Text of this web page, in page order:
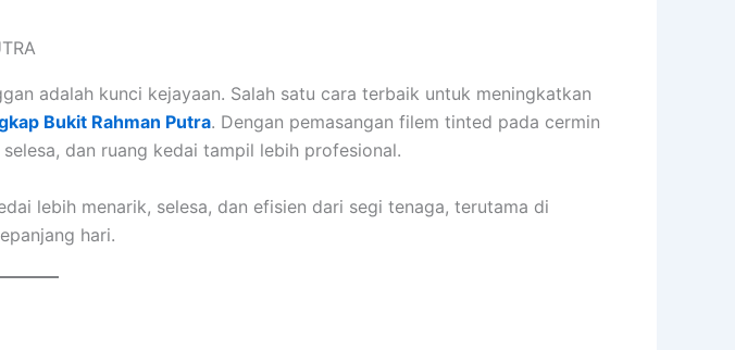
adalah kunci kejayaan. Salah satu cara terbaik untuk meningkatkan
Bukit Rahman Putra. Dengan pemasangan filem tinted pada cermin
dan ruang kedai tampil lebih profesional.
lebih menarik, selesa, dan efisien dari segi tenaga, terutama di
hari.